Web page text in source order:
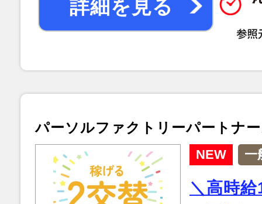
詳細を見る
パーソルファクトリーパートナ
NEW 一
＼高時